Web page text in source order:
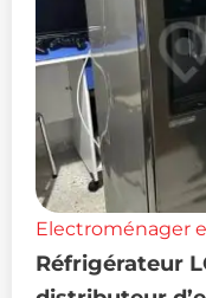
Electroménager
Réfrigérateur